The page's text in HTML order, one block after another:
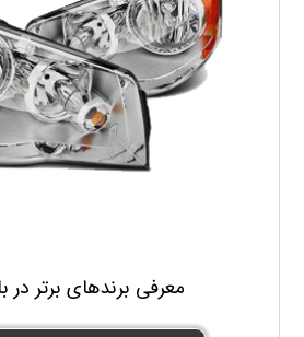
معرفی برندهای برتر در